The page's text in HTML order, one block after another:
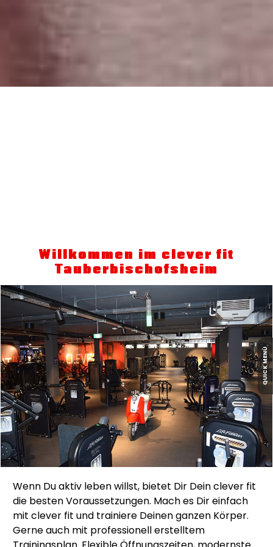
Willkommen im clever fit
Tauberbischofsheim
Wenn Du aktiv leben willst, bietet Dir Dein clever fit
die besten Voraussetzungen. Mach es Dir einfach
mit clever fit und trainiere Deinen ganzen Körper.
Gerne auch mit professionell erstelltem
QUICK MENÜ